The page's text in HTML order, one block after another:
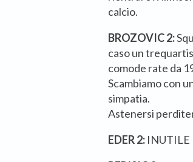
calcio.
BROZOVIC 2:
caso un
comode rate da
Scambiamo con
simpatia.
Astenersi
EDER 2: INUTILE